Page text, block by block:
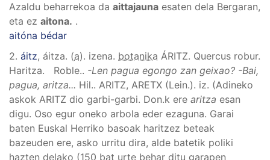
Azaldu beharrekoa da aittajauna esaten dela Bergaran,
eta ez aitona. .
aitóna bédar
2. áitz, áitza. (a). izena. botanika ÁRITZ. Quercus robur.
Haritza. Roble.. -Len pagua egongo zan geixao? -Bai,
pagua, aritza... Hil.. ARITZ, ARETX (Lein.). iz. (Adineko
askok ARITZ dio garbi-garbi. Don.k ere aritza esan
digu. Oso egur oneko arbola eder ezaguna. Garai
baten Euskal Herriko basoak haritzez beteak
bazeuden ere, asko urritu dira, alde batetik poliki
hazten delako (150 bat urte behar ditu garapen